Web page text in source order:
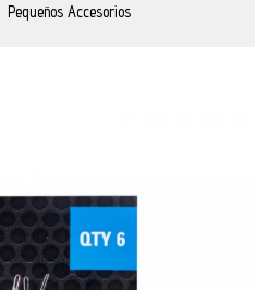
Pequeños Accesorios